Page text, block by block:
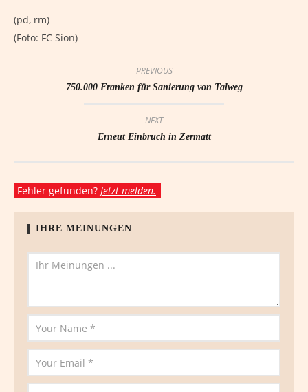
(pd, rm)
(Foto: FC Sion)
PREVIOUS
750.000 Franken für Sanierung von Talweg
NEXT
Erneut Einbruch in Zermatt
Fehler gefunden? Jetzt melden.
IHRE MEINUNGEN